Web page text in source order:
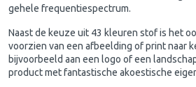
gehele frequentiespectrum.
Naast de keuze uit 43 kleuren stof is het
voorzien van een afbeelding of print naar
bijvoorbeeld aan een logo of een
product met fantastische akoestische